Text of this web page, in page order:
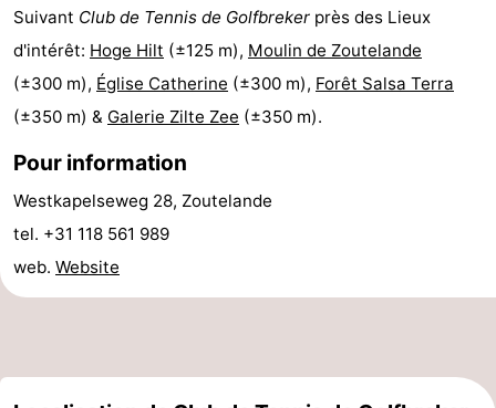
Galeries
-
Monuments
-
Phares
-
Points
de
Attractions
-
Suivant Club de Tennis de Golfbreker près des Lieux
d'intérêt: Hoge Hilt (±125 m), Moulin de Zoutelande
(±300 m), Église Catherine (±300 m), Forêt Salsa Terra
(±350 m) & Galerie Zilte Zee (±350 m).
Pour information
Westkapelseweg 28, Zoutelande
tel. +31 118 561 989
web. Website